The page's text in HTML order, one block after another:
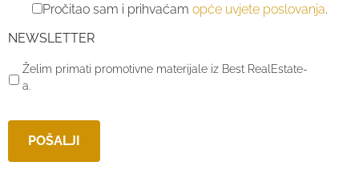
Pročitao sam i prihvaćam opće uvjete poslovanja.
NEWSLETTER
Želim primati promotivne materijale iz Best RealEstate-
a.